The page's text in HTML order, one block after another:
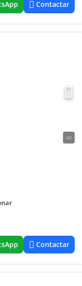
Contactar
40
Contactar